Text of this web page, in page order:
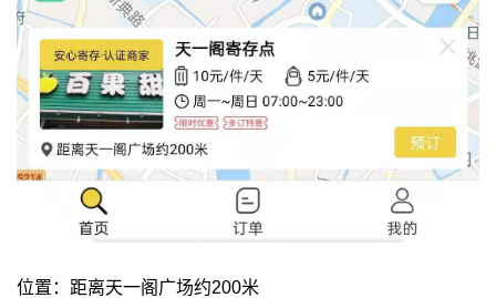
位置：距离天一阁广场约200米